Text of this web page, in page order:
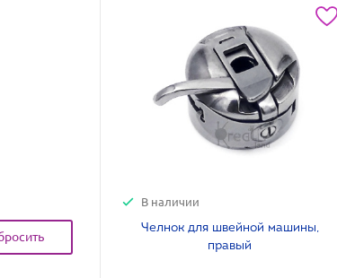
В наличии
Челнок для швейной машины,
правый